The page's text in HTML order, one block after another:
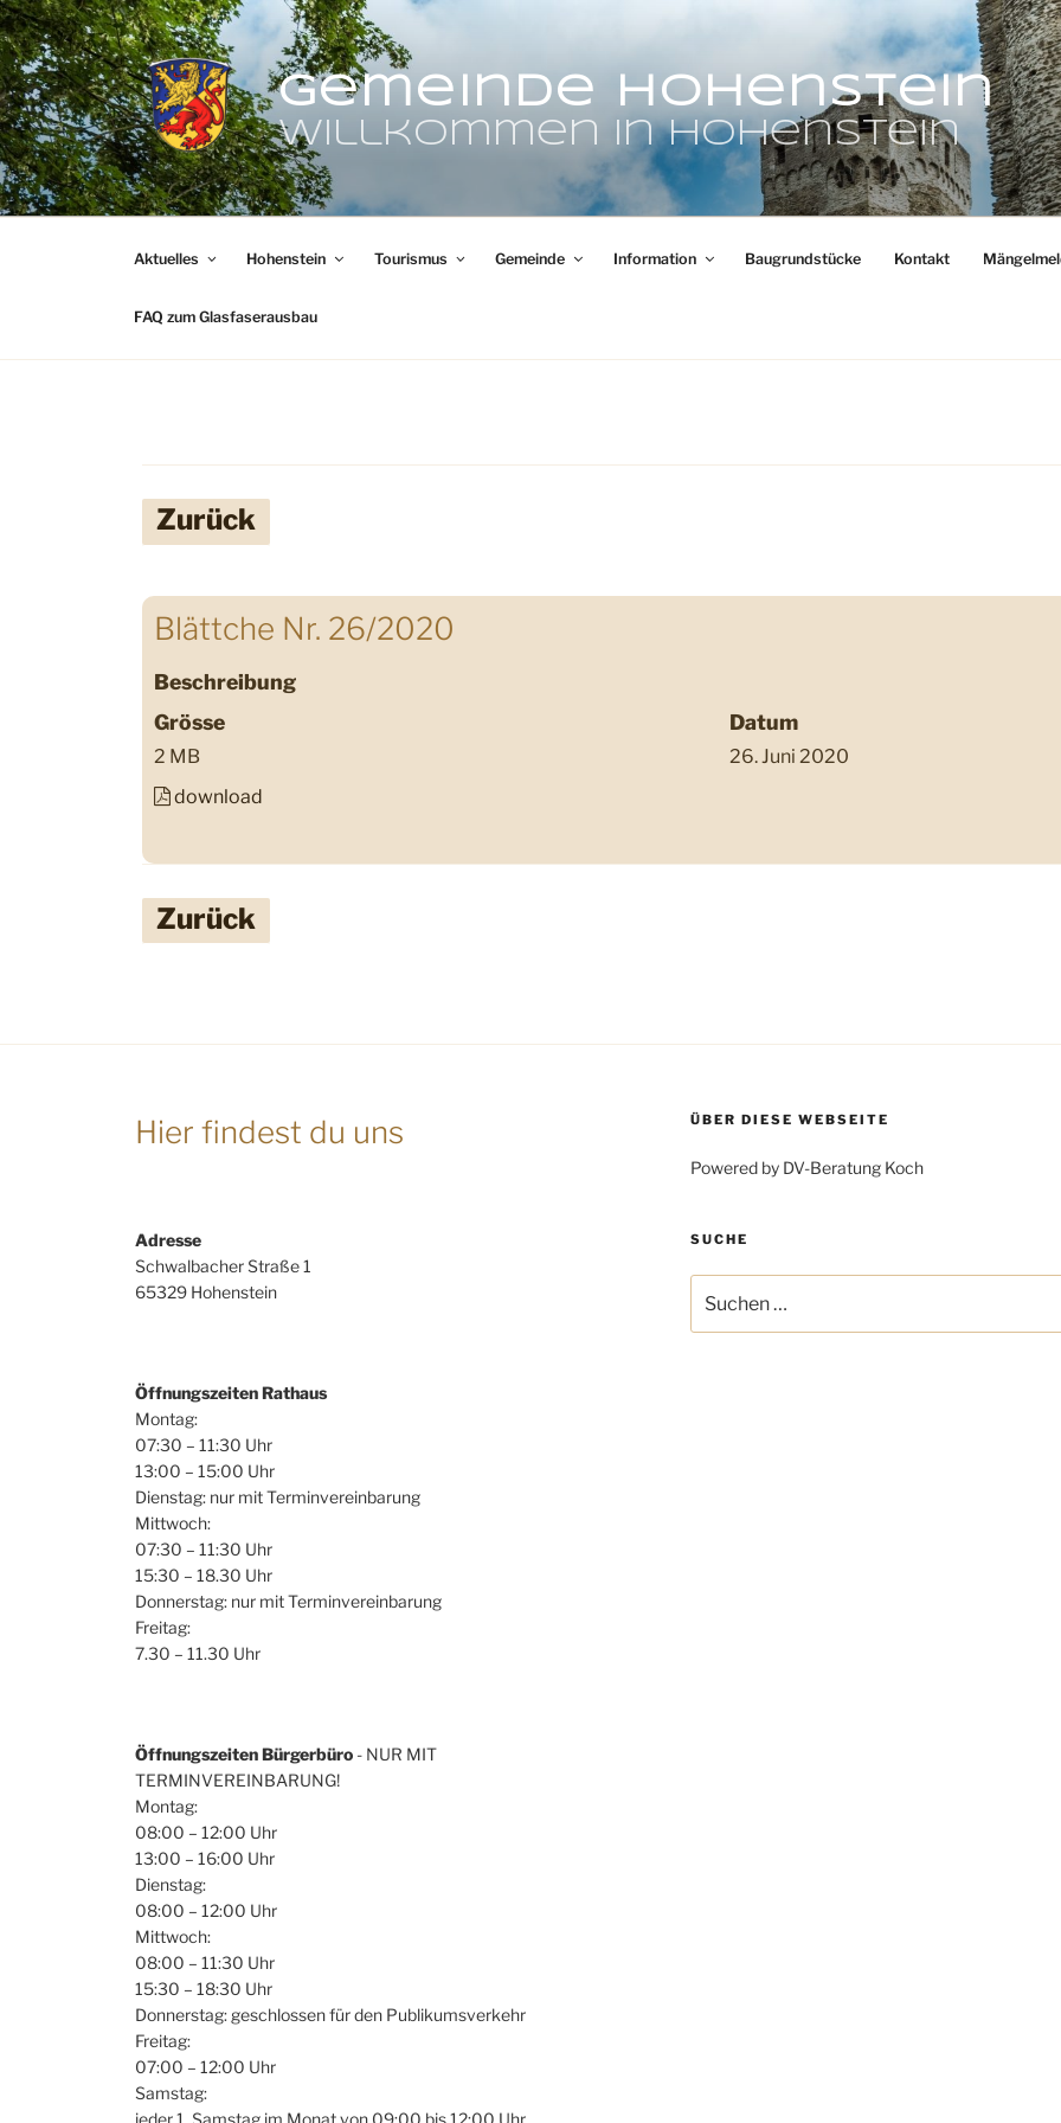
Zum
Inhalt
springen
Gemeinde Hohenstein
Willkommen in Hohenstein
Aktuelles Hohenstein Tourismus Gemeinde Information Baugrundstücke Kontakt
FAQ zum Glasfaserausbau
Zurück
Blättche Nr. 26/2020
Beschreibung
Grösse
2 MB
Datum
26. Juni 2020
download
Zurück
Hier findest du uns
Adresse
Schwalbacher Straße 1
65329 Hohenstein
Öffnungszeiten Rathaus
Montag:
07:30 – 11:30 Uhr
13:00 – 15:00 Uhr
Dienstag: nur mit Terminvereinbarung
Mittwoch:
07:30 – 11:30 Uhr
15:30 – 18.30 Uhr
Donnerstag: nur mit Terminvereinbarung
Freitag:
7.30 – 11.30 Uhr
Öffnungszeiten Bürgerbüro - NUR MIT
TERMINVEREINBARUNG!
Montag:
08:00 – 12:00 Uhr
13:00 – 16:00 Uhr
Dienstag:
08:00 – 12:00 Uhr
Mittwoch:
08:00 – 11:30 Uhr
15:30 – 18:30 Uhr
Donnerstag: geschlossen für den Publikumsverkehr
Freitag:
07:00 – 12:00 Uhr
Samstag:
jeder 1. Samstag im Monat von 09:00 bis 12:00 Uhr
ÜBER DIESE WEBSEITE
Powered by DV-Beratung Koch
SUCHE
nach: